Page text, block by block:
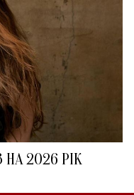
НА 2026 РІК